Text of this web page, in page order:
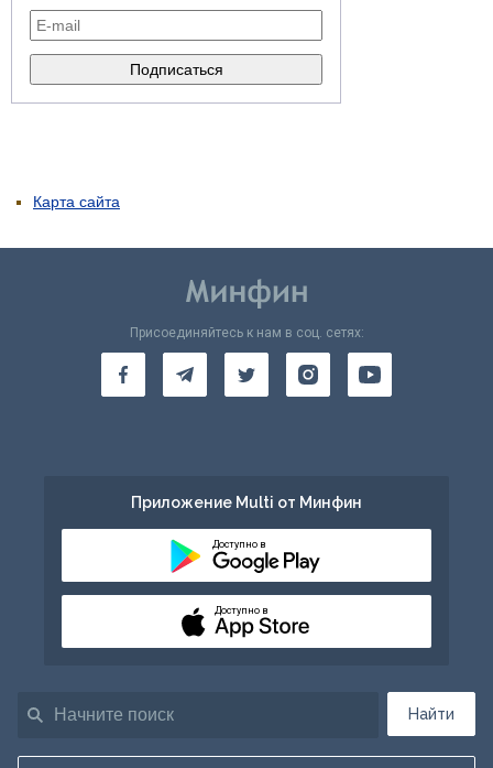
Карта сайта
Найти
Присоединяйтесь к нам в соц. сетях:
Приложение Multi от Минфин
Доступно в
Доступно в